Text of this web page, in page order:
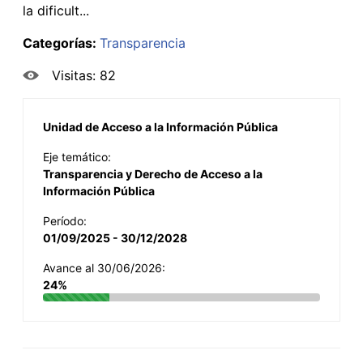
la dificult...
Categorías: Transparencia
Visitas: 82
Unidad de Acceso a la Información Pública
Eje temático:
Transparencia y Derecho de Acceso a la
Información Pública
Período:
01/09/2025 - 30/12/2028
Avance al 30/06/2026:
24%